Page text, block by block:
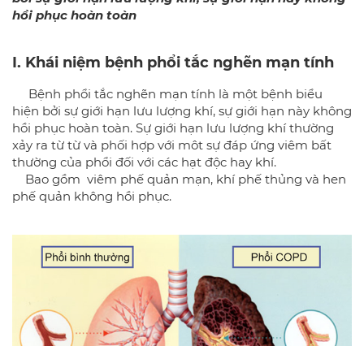
hồi phục hoàn toàn
I. Khái niệm bệnh phổi tắc nghẽn mạn tính
Bệnh phổi tắc nghẽn mạn tính là một bệnh biểu
hiện bởi sự giới hạn lưu lượng khí, sự giới hạn này không
hồi phục hoàn toàn. Sự giới hạn lưu lượng khí thường
xảy ra từ từ và phối hợp với môt sự đáp ứng viêm bất
thường của phổi đối với các hạt độc hay khí.
Bao gồm viêm phế quản mạn, khí phế thủng và hen
phế quản không hồi phục.